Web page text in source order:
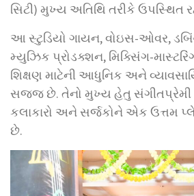
સિટી) મુખ્ય અતિથિ તરીકે ઉપસ્થિત
આ સ્ટુડિયો ગાયન, વોઇસ-ઓવર, ડબિંગ,
મ્યુઝિક પ્રોડક્શન, મિક્સિંગ-
શિક્ષણ માટેની આધુનિક અને
સજ્જ છે. તેનો મુખ્ય હેતુ સંગીતપ્રેમી
કલાકારો અને સર્જકોને એક ઉત્તમ
છે.